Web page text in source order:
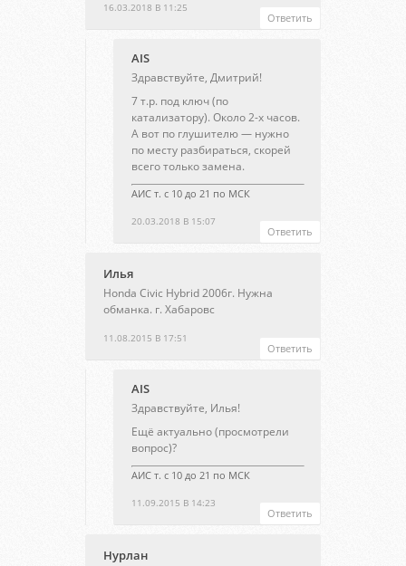
16.03.2018 В 11:25
Ответить
AIS
20.03.2018 В 15:07
Здравствуйте, Дмитрий!
7 т.р. под ключ (по
катализатору). Около 2-х часов.
А вот по глушителю — нужно
по месту разбираться, скорей
всего только замена.
АИС т. с 10 до 21 по МСК
Ответить
Илья
11.08.2015 В 17:51
Honda Civic Hybrid 2006г. Нужна
обманка. г. Хабаровс
Ответить
AIS
11.09.2015 В 14:23
Здравствуйте, Илья!
Ещё актуально (просмотрели
вопрос)?
АИС т. с 10 до 21 по МСК
Ответить
Нурлан